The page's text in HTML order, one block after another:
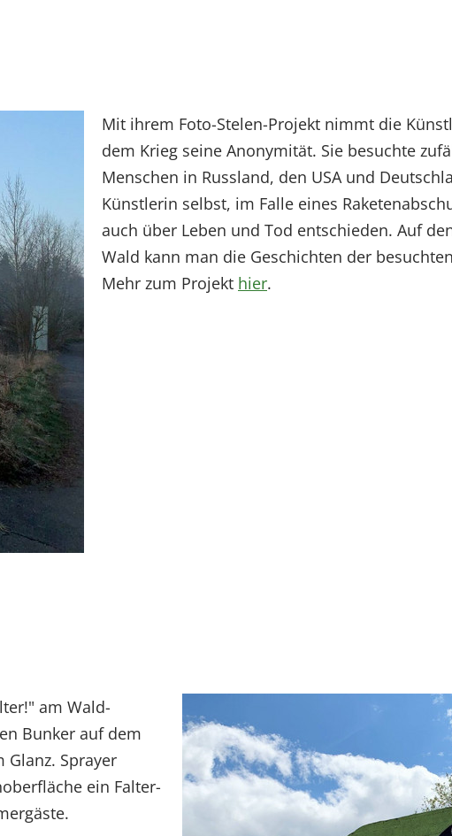
Mit ihrem Foto-Stelen-Projekt nimmt die
dem Krieg seine Anonymität. Sie besuchte
Menschen in Russland, den USA und
Künstlerin selbst, im Falle eines
auch über Leben und Tod entschieden. Auf
Wald kann man die Geschichten der
Mehr zum Projekt hier.
am Wald-
Bunker auf dem
Glanz. Sprayer
ein Falter-